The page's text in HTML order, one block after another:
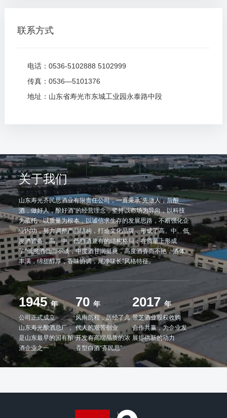
联系方式
电话：0536-5102888 5102999
传真：0536—5101376
地址：山东省寿光市东城工业园永泰路中段
关于我们
山东寿光齐民思酒业有限责任公司，一直秉承“先做人，后酿
酒，做好人，酿好酒”的经营理念，坚持以市场为导向，以科技
为依托，以质量为根本，以诚信求生存的发展思路，不断强化企
业内功，努力调整产品结构，打造文化品牌，形成了高、中、低
度酒皆备，高、中、低档酒兼有的结构格局；在质量上形成
了“低度酒低而不淡，中度酒甘润挺爽，高度酒香而不艳，酒体
丰满，绵甜醇厚，香味协调，尾净味长”风格特征。
1945 年
公司正式成立
山东寿光酿酒总厂，
是山东最早的国有酿
酒企业之一
70 年
风雨历程，历经了几
代人的艰苦创业
开发有高端品质的浓
香型白酒“齐民思”
2017 年
景芝酒业股权收购
合作共赢，为企业发
展提供新的动力